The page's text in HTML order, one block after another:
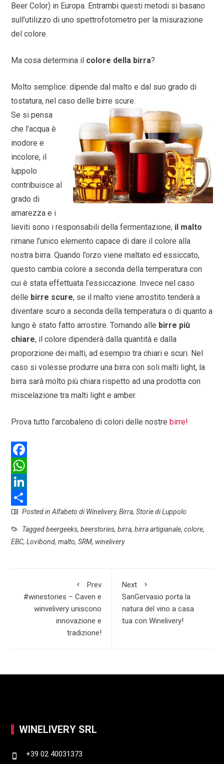
Beer Color) in Europa. Entrambi questi metodi si basano
sull’utilizzo di uno spettrofotometro per la misurazione
del colore.
Ma cosa determina il colore della birra?
Molto semplice: dipende dal malto e dal suo grado di
tostatura, nel caso delle birre scure.
Se si pensa
che l’acqua è
inodore e
incolore, il
luppolo
contribuisce al
grado di
amarezza e i
lieviti sono i responsabili della fermentazione, il malto
rimane l’unico elemento capace di dare il colore alla
nostra birra. Quando l’orzo viene maltato ed essiccato,
questo cambia colore a seconda della temperatura con
cui è stata effettuata l’essiccazione. Invece nel caso
delle birre scure, se il malto viene arrostito tenderà a
diventare scuro a seconda della temperatura o di quanto a
lungo è stato fatto arrostire. Tornando alle birre più
chiare, il colore dipenderà dalla quantità e dalla
proporzione dei malti, ad esempio tra chiari e scuri. Nel
caso si volesse produrre una birra con soli malti light, la
birra sarà molto più chiara rispetto ad una prodotta con
miscelazione tra malti light e amber.
Prova tutto l’arcobaleno di colori delle nostrebirre!
F
a
c
e
b
o
W
h
a
t
s
L
i
n
k
S
h
a
Posted inAlfabeto di Winelivery,Birra,Storie di Luppolo
Taggedbeergeeks,beerstories,birra,birra artigianale,colore,
EBC,Lovibond,malto,SRM, winelivery
Prev
#winestories – Caven e
winvelivery uniscono
innovazione e
tradizione!
Next
SanGervasio porta la
natura del vino a casa
tua con Winelivery!
WINELIVERY SRL
+39 02 40031373